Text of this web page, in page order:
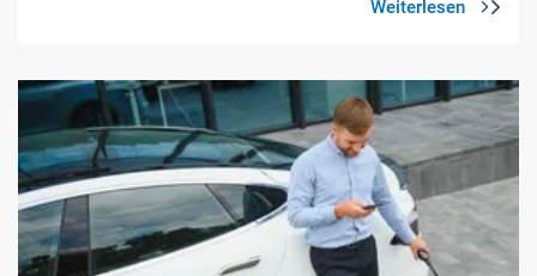
Foto: © Serhii Hryshchyshen/123RF.com